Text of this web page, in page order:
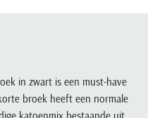
in zwart is een must-have
broek heeft een normale